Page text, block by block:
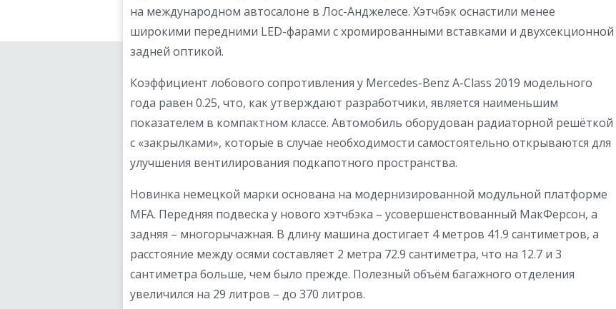
на международном автосалоне в Лос-Анджелесе. Хэтчбэк оснастили менее
широкими передними LED-фарами с хромированными вставками и двухсекционной
задней оптикой.
Коэффициент лобового сопротивления у Mercedes-Benz A-Class 2019 модельного
года равен 0.25, что, как утверждают разработчики, является наименьшим
показателем в компактном классе. Автомобиль оборудован радиаторной решёткой
с «закрылками», которые в случае необходимости самостоятельно открываются для
улучшения вентилирования подкапотного пространства.
Новинка немецкой марки основана на модернизированной модульной платформе
MFA. Передняя подвеска у нового хэтчбэка – усовершенствованный МакФерсон, а
задняя – многорычажная. В длину машина достигает 4 метров 41.9 сантиметров, а
расстояние между осями составляет 2 метра 72.9 сантиметра, что на 12.7 и 3
сантиметра больше, чем было прежде. Полезный объём багажного отделения
увеличился на 29 литров – до 370 литров.